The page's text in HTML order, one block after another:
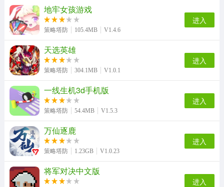
地牢女孩游戏
策略塔防 105.4MB V1.4.6
进入
天选英雄
策略塔防 304.1MB V1.0.1
进入
一线生机3d手机版
策略塔防 54.4MB V1.5.3
进入
万仙逐鹿
策略塔防 1.23GB V1.0.23
进入
将军对决中文版
进入